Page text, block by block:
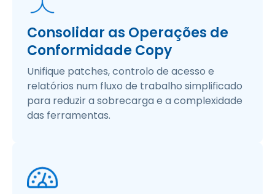
Consolidar as Operações de
Conformidade Copy
Unifique patches, controlo de acesso e
relatórios num fluxo de trabalho simplificado
para reduzir a sobrecarga e a complexidade
das ferramentas.